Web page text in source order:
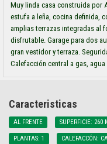
Muy linda casa construida por
estufa a leña, cocina definida,
amplias terrazas integradas al
disfrutable. Garage para dos
gran vestidor y terraza.
Calefacción central a gas,
Caracteristicas
AL FRENTE SUPERFICIE: 260
PLANTAS: 1 CALEFACCÓN: